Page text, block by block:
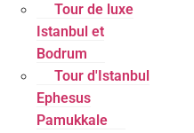
Tour de luxe
Istanbul et
Bodrum
Tour d'Istanbul
Ephesus
Pamukkale